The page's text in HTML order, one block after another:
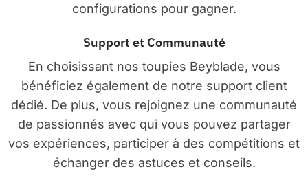
configurations pour gagner.
Support et Communauté
En choisissant nos toupies Beyblade, vous
bénéficiez également de notre support client
dédié. De plus, vous rejoignez une communauté
de passionnés avec qui vous pouvez partager
vos expériences, participer à des compétitions et
échanger des astuces et conseils.